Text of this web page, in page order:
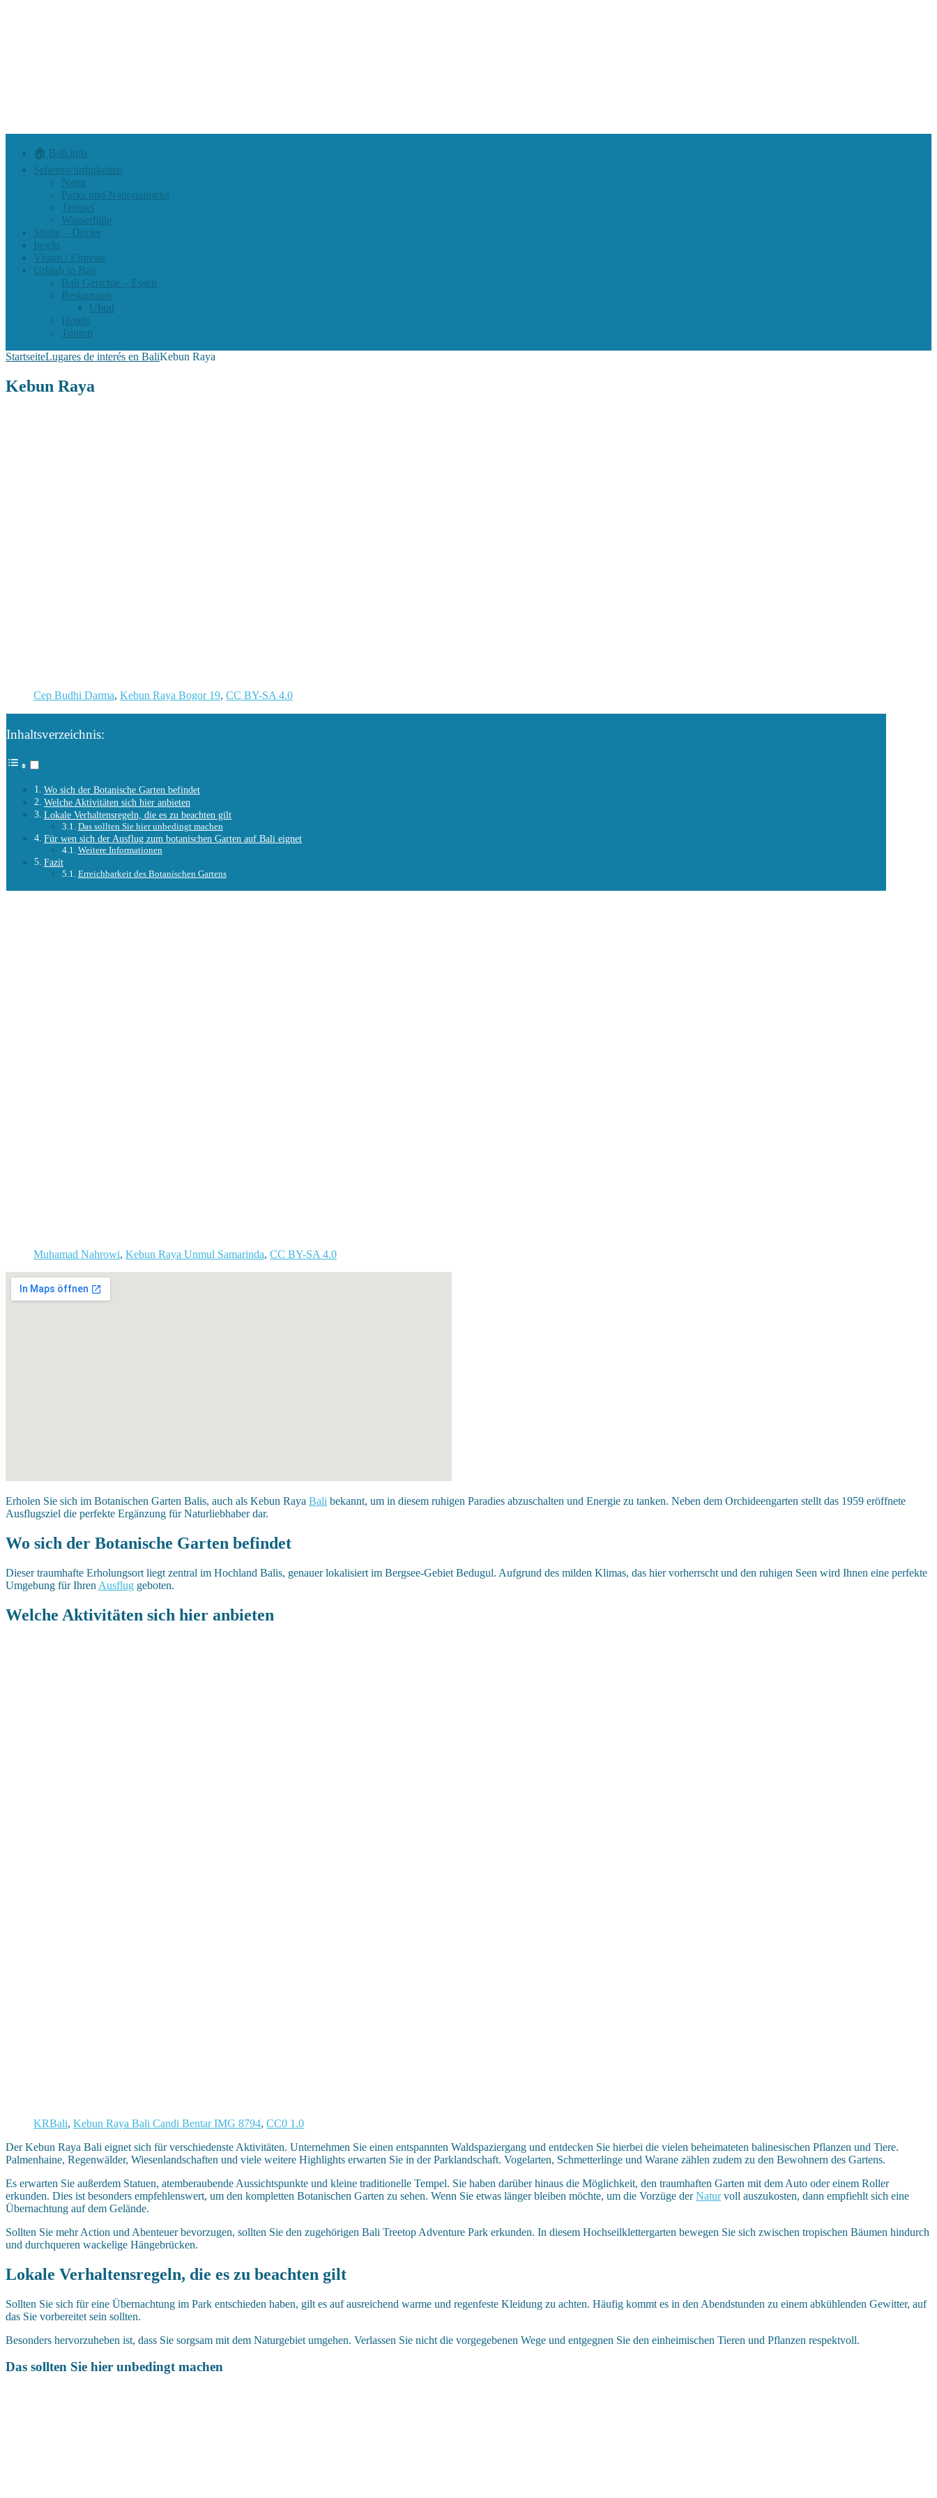
🏠 Bali.info
Sehenswürdigkeiten
Natur
Parks und Nationalparks
Tempel
Wasserfälle
Städte – Dörfer
Inseln
Visum / Einreise
Urlaub in Bali
Bali Gerichte – Essen
Restaurants
Ubud
Hotels
Touren
StartseiteLugares de interés en BaliKebun Raya
Kebun Raya
Cep Budhi Darma, Kebun Raya Bogor 19, CC BY-SA 4.0
Inhaltsverzeichnis:
Wo sich der Botanische Garten befindet
Welche Aktivitäten sich hier anbieten
Lokale Verhaltensregeln, die es zu beachten gilt
Das sollten Sie hier unbedingt machen
Für wen sich der Ausflug zum botanischen Garten auf Bali eignet
Weitere Informationen
Fazit
Erreichbarkeit des Botanischen Gartens
Muhamad Nahrowi, Kebun Raya Unmul Samarinda, CC BY-SA 4.0
Erholen Sie sich im Botanischen Garten Balis, auch als Kebun Raya Bali bekannt, um in diesem ruhigen Paradies abzuschalten und Energie zu tanken. Neben dem Orchideengarten stellt das 1959 eröffnete
Ausflugsziel die perfekte Ergänzung für Naturliebhaber dar.
Wo sich der Botanische Garten befindet
Dieser traumhafte Erholungsort liegt zentral im Hochland Balis, genauer lokalisiert im Bergsee-Gebiet Bedugul. Aufgrund des milden Klimas, das hier vorherrscht und den ruhigen Seen wird Ihnen eine perfekte
Umgebung für Ihren Ausflug geboten.
Welche Aktivitäten sich hier anbieten
KRBali, Kebun Raya Bali Candi Bentar IMG 8794, CC0 1.0
Der Kebun Raya Bali eignet sich für verschiedenste Aktivitäten. Unternehmen Sie einen entspannten Waldspaziergang und entdecken Sie hierbei die vielen beheimateten balinesischen Pflanzen und Tiere.
Palmenhaine, Regenwälder, Wiesenlandschaften und viele weitere Highlights erwarten Sie in der Parklandschaft. Vogelarten, Schmetterlinge und Warane zählen zudem zu den Bewohnern des Gartens.
Es erwarten Sie außerdem Statuen, atemberaubende Aussichtspunkte und kleine traditionelle Tempel. Sie haben darüber hinaus die Möglichkeit, den traumhaften Garten mit dem Auto oder einem Roller
erkunden. Dies ist besonders empfehlenswert, um den kompletten Botanischen Garten zu sehen. Wenn Sie etwas länger bleiben möchte, um die Vorzüge derNaturvoll auszukosten, dann empfiehlt sich eine
Übernachtung auf dem Gelände.
Sollten Sie mehr Action und Abenteuer bevorzugen, sollten Sie den zugehörigen Bali Treetop Adventure Park erkunden. In diesem Hochseilklettergarten bewegen Sie sich zwischen tropischen Bäumen hindurch
und durchqueren wackelige Hängebrücken.
Lokale Verhaltensregeln, die es zu beachten gilt
Sollten Sie sich für eine Übernachtung im Park entschieden haben, gilt es auf ausreichend warme und regenfeste Kleidung zu achten. Häufig kommt es in den Abendstunden zu einem abkühlenden Gewitter, auf
das Sie vorbereitet sein sollten.
Besonders hervorzuheben ist, dass Sie sorgsam mit dem Naturgebiet umgehen. Verlassen Sie nicht die vorgegebenen Wege und entgegnen Sie den einheimischen Tieren und Pflanzen respektvoll.
Das sollten Sie hier unbedingt machen